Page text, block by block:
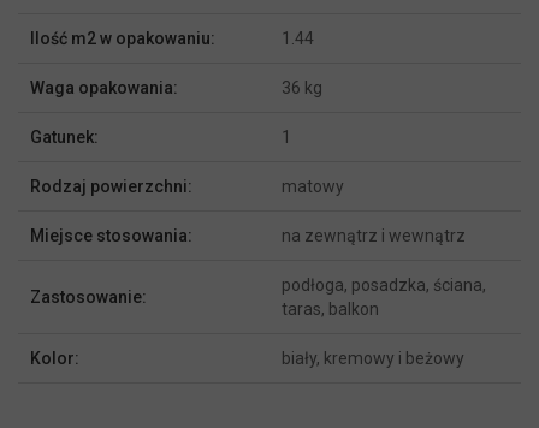
Ilość m2 w opakowaniu: 1.44
Waga opakowania: 36 kg
Gatunek: 1
Rodzaj powierzchni: matowy
Miejsce stosowania: na zewnątrz i wewnątrz
Zastosowanie:
podłoga, posadzka, ściana,
taras, balkon
Kolor: biały, kremowy i beżowy